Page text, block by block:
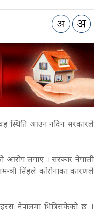
स्थिति आउन नदिन सरकारले
आरोप लगाए । सरकार नेपाली
सिंहले कोरोनाका कारणले
नेपालमा भित्रिसकेको छ ।